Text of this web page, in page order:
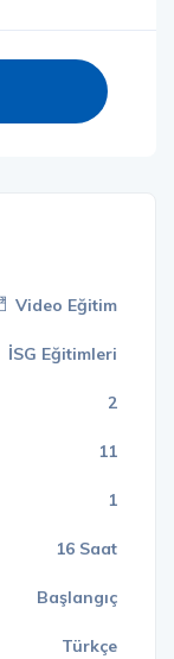
Video Eğitim
İSG Eğitimleri
2
11
1
16 Saat
Başlangıç
Türkçe